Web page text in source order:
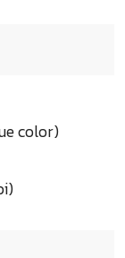
color)